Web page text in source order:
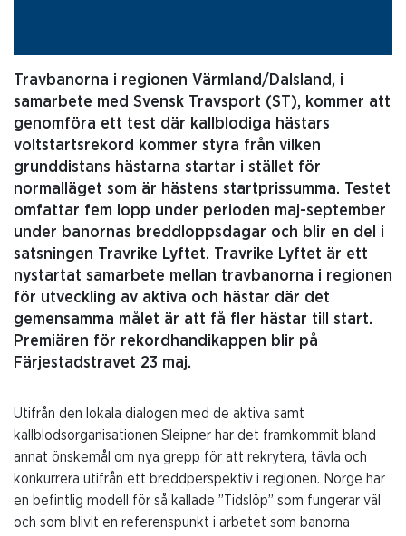
Travbanorna i regionen Värmland/Dalsland, i
samarbete med Svensk Travsport (ST), kommer att
genomföra ett test där kallblodiga hästars
voltstartsrekord kommer styra från vilken
grunddistans hästarna startar i stället för
normalläget som är hästens startprissumma. Testet
omfattar fem lopp under perioden maj-september
under banornas breddloppsdagar och blir en del i
satsningen Travrike Lyftet. Travrike Lyftet är ett
nystartat samarbete mellan travbanorna i regionen
för utveckling av aktiva och hästar där det
gemensamma målet är att få fler hästar till start.
Premiären för rekordhandikappen blir på
Färjestadstravet 23 maj.
Utifrån den lokala dialogen med de aktiva samt
kallblodsorganisationen Sleipner har det framkommit bland
annat önskemål om nya grepp för att rekrytera, tävla och
konkurrera utifrån ett breddperspektiv i regionen. Norge har
en befintlig modell för så kallade ”Tidslöp” som fungerar väl
och som blivit en referenspunkt i arbetet som banorna